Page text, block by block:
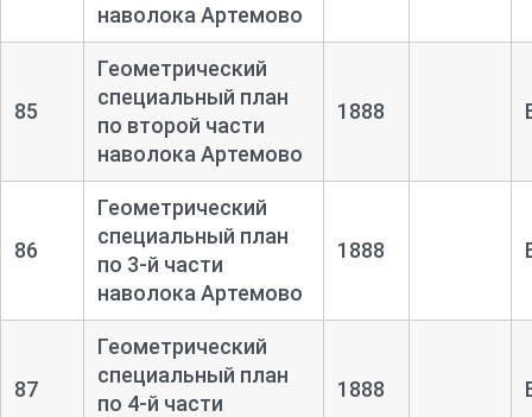
наволока Артемово
85
Геометрический
специальный план
по второй части
наволока Артемово
1888
86
Геометрический
специальный план
по 3-й части
наволока Артемово
1888
87
Геометрический
специальный план
по 4-й части
1888